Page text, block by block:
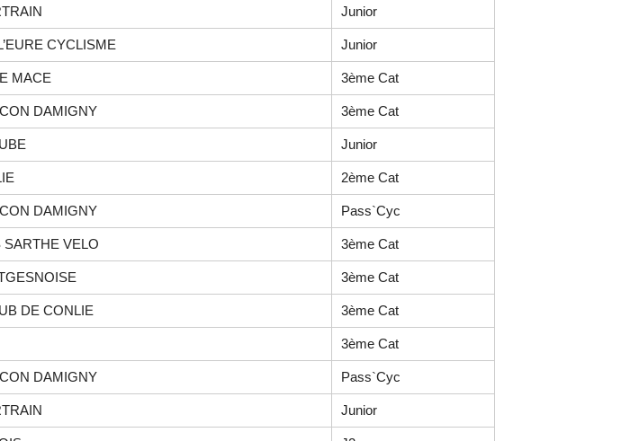
Junior
CYCLISME Junior
MACE 3ème Cat
DAMIGNY 3ème Cat
Junior
2ème Cat
DAMIGNY Pass`Cyc
SARTHE VELO 3ème Cat
3ème Cat
DE CONLIE 3ème Cat
3ème Cat
DAMIGNY Pass`Cyc
Junior